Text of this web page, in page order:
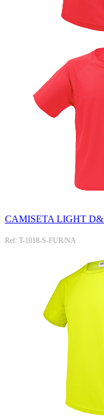
CAMISETA LIGHT
Ref: T-1018-S-FUR/NA